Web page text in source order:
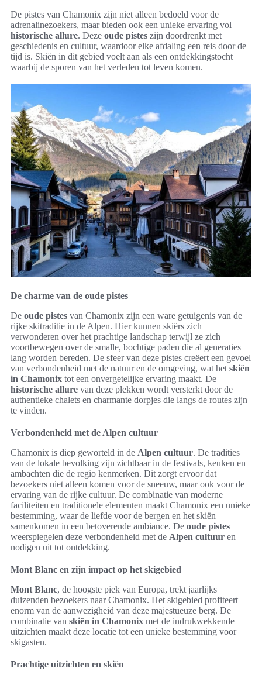
De pistes van Chamonix zijn niet alleen bedoeld voor de
adrenalinezoekers, maar bieden ook een unieke ervaring vol
historische allure. Deze oude pistes zijn doordrenkt met
geschiedenis en cultuur, waardoor elke afdaling een reis door de
tijd is. Skiën in dit gebied voelt aan als een ontdekkingstocht
waarbij de sporen van het verleden tot leven komen.
De charme van de oude pistes
De oude pistes van Chamonix zijn een ware getuigenis van de
rijke skitraditie in de Alpen. Hier kunnen skiërs zich
verwonderen over het prachtige landschap terwijl ze zich
voortbewegen over de smalle, bochtige paden die al generaties
lang worden bereden. De sfeer van deze pistes creëert een gevoel
van verbondenheid met de natuur en de omgeving, wat het skiën
in Chamonix tot een onvergetelijke ervaring maakt. De
historische allure van deze plekken wordt versterkt door de
authentieke chalets en charmante dorpjes die langs de routes zijn
te vinden.
Verbondenheid met de Alpen cultuur
Chamonix is diep geworteld in de Alpen cultuur. De tradities
van de lokale bevolking zijn zichtbaar in de festivals, keuken en
ambachten die de regio kenmerken. Dit zorgt ervoor dat
bezoekers niet alleen komen voor de sneeuw, maar ook voor de
ervaring van de rijke cultuur. De combinatie van moderne
faciliteiten en traditionele elementen maakt Chamonix een unieke
bestemming, waar de liefde voor de bergen en het skiën
samenkomen in een betoverende ambiance. De oude pistes
weerspiegelen deze verbondenheid met de Alpen cultuur en
nodigen uit tot ontdekking.
Mont Blanc en zijn impact op het skigebied
Mont Blanc, de hoogste piek van Europa, trekt jaarlijks
duizenden bezoekers naar Chamonix. Het skigebied profiteert
enorm van de aanwezigheid van deze majestueuze berg. De
combinatie van skiën in Chamonix met de indrukwekkende
uitzichten maakt deze locatie tot een unieke bestemming voor
skigasten.
Prachtige uitzichten en skiën